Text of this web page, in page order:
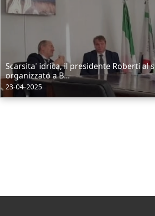
Scarsita' idrica, il presidente Roberti al
organizzato a B...
23-04-2025